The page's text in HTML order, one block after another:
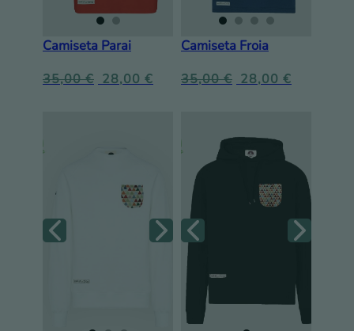
Camiseta Parai
35,00€ 28,00 €
Camiseta Froia
35,00€ 28,00 €